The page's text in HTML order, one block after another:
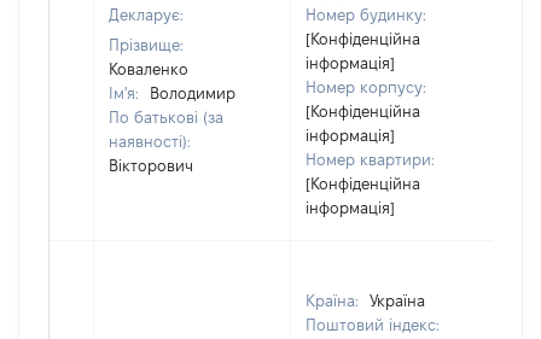
Декларує:
Прізвище:
Коваленко
Ім'я:
Володимир
По батькові (за
наявності):
Вікторович
Номер будинку:
[Конфіденційна
інформація]
Номер корпусу:
[Конфіденційна
інформація]
Номер квартири:
[Конфіденційна
інформація]
Країна:
Україна
Поштовий індекс: